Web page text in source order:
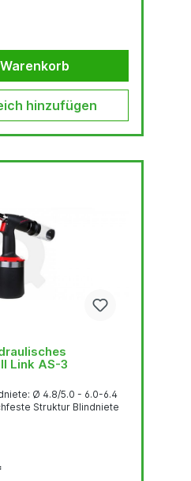
hinzufügen
Link AS-3
Ø 4.8/5.0 - 6.0-6.4
Struktur Blindniete